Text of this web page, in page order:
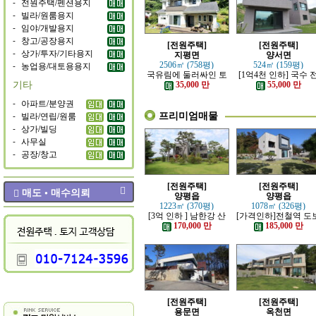
- 빌라/원룸용지
- 임야/개발용지
- 창고/공장용지
- 상가/투자/기타용지
- 농업용/대토용용지
기타
- 아파트/분양권
- 빌라/연립/원룸
- 상가/빌딩
- 사무실
- 공장/창고
매도 • 매수의뢰
[전원주택]
지평면
2506㎡ (758평)
국유림에 둘러싸인 토
지 넓은 전원주택
35,000 만
[전원주택]
양서면
524㎡ (159평)
[1억4천 인하] 국수
철역 인근 제대로 잘
은 신축 전원주택
55,000 만
프리미엄매물
[전원주택]
양평읍
1223㎡ (370평)
[3억 인하 ] 남한강 산
책로 접한 최고급 전원
170,000 만
[전원주택]
양평읍
1078㎡ (326평)
[가격인하]전철역 도
강조망 되는 고급 전
185,000 만
[전원주택]
용문면
[전원주택]
옥천면